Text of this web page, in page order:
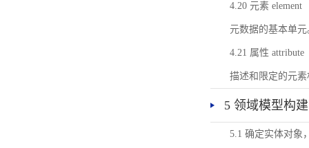
4.20 元素 element
元数据的基本单元
4.21 属性 attribute
描述和限定的元
5 领域模型构建
5.1 确定实体对象